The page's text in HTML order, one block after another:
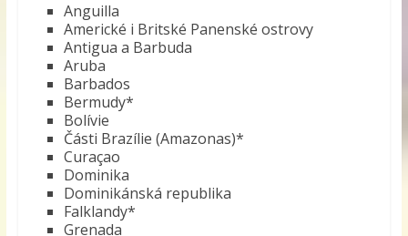
Anguilla
Americké i Britské Panenské ostrovy
Antigua a Barbuda
Aruba
Barbados
Bermudy*
Bolívie
Části Brazílie (Amazonas)*
Curaçao
Dominika
Dominikánská republika
Falklandy*
Grenada